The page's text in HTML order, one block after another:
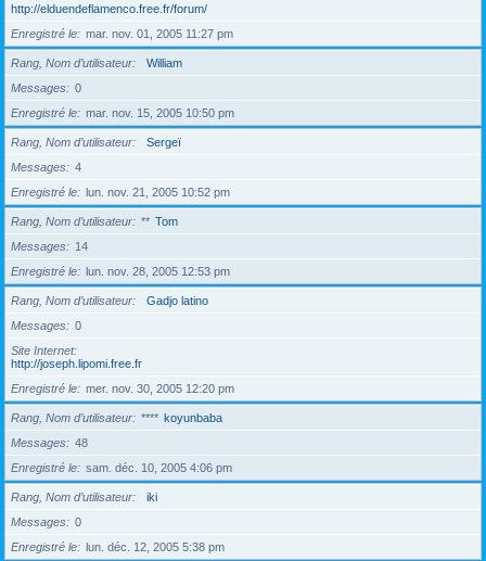
http://elduendeflamenco.free.fr/forum/
Enregistré le
mar. nov. 01, 2005 11:27 pm
Rang, Nom d’utilisateur
William
Messages
0
Enregistré le
mar. nov. 15, 2005 10:50 pm
Rang, Nom d’utilisateur
Sergeï
Messages
4
Enregistré le
lun. nov. 21, 2005 10:52 pm
Rang, Nom d’utilisateur ** Tom
Messages
14
Enregistré le
lun. nov. 28, 2005 12:53 pm
Rang, Nom d’utilisateur
Gadjo latino
Messages
0
Site Internet
http://joseph.lipomi.free.fr
Enregistré le
mer. nov. 30, 2005 12:20 pm
Rang, Nom d’utilisateur **** koyunbaba
Messages
48
Enregistré le
sam. déc. 10, 2005 4:06 pm
Rang, Nom d’utilisateur
iki
Messages
0
Enregistré le
lun. déc. 12, 2005 5:38 pm